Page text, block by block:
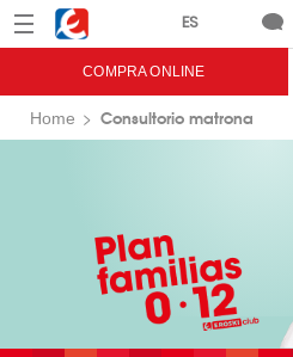
Menú Eroski
COMPRA ONLINE
Home Consultorio matrona